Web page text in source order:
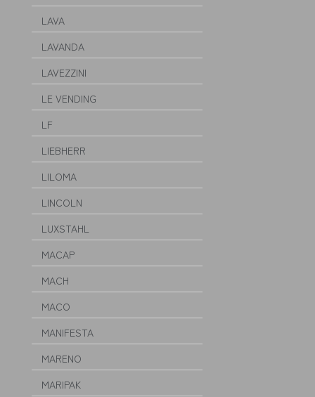
LAVA
LAVANDA
LAVEZZINI
LE VENDING
LF
LIEBHERR
LILOMA
LINCOLN
LUXSTAHL
MACAP
MACH
MACO
MANIFESTA
MARENO
MARIPAK